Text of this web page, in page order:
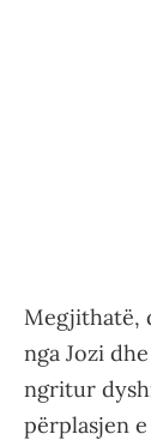
Megjithatë,
nga Jozi
ngritur
përplasjen